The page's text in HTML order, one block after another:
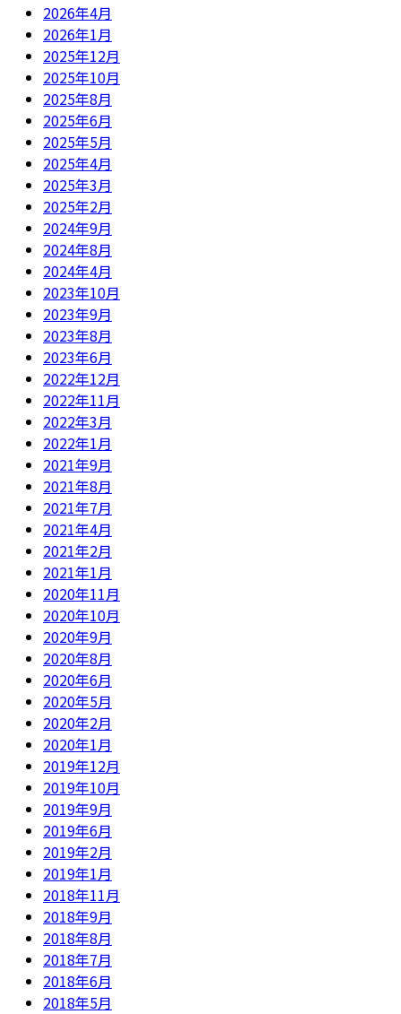
2026年4月
2026年1月
2025年12月
2025年10月
2025年8月
2025年6月
2025年5月
2025年4月
2025年3月
2025年2月
2024年9月
2024年8月
2024年4月
2023年10月
2023年9月
2023年8月
2023年6月
2022年12月
2022年11月
2022年3月
2022年1月
2021年9月
2021年8月
2021年7月
2021年4月
2021年2月
2021年1月
2020年11月
2020年10月
2020年9月
2020年8月
2020年6月
2020年5月
2020年2月
2020年1月
2019年12月
2019年10月
2019年9月
2019年6月
2019年2月
2019年1月
2018年11月
2018年9月
2018年8月
2018年7月
2018年6月
2018年5月